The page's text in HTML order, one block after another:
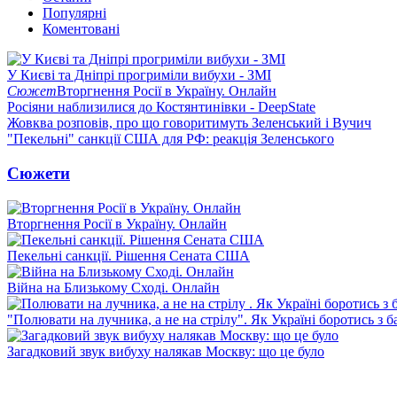
Популярні
Коментовані
У Києві та Дніпрі прогриміли вибухи - ЗМІ
СюжетВторгнення Росії в Україну. Онлайн
Росіяни наблизилися до Костянтинівки - DeepState
Жовква розповів, про що говоритимуть Зеленський і Вучич
"Пекельні" санкції США для РФ: реакція Зеленського
Сюжети
Вторгнення Росії в Україну. Онлайн
Пекельні санкції. Рішення Сената США
Війна на Близькому Сході. Онлайн
"Полювати на лучника, а не на стрілу". Як Україні боротись з
Загадковий звук вибуху налякав Москву: що це було